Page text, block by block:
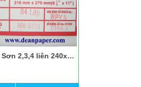
Giấy LT Liên Sơn 2,3,4 liên 240x279